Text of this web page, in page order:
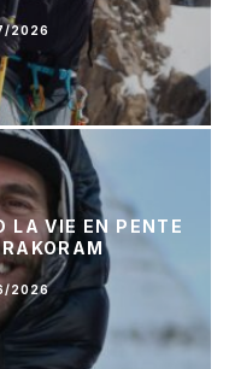
2026
LA VIE EN PENTE
2026